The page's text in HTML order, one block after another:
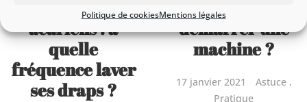
Politique de cookiesMentions légales
Bactéries,
acariens : à
quelle
fréquence laver
ses draps ?
Comment
démarrer une
machine ?
17 janvier 2021
Astuce
Pratique